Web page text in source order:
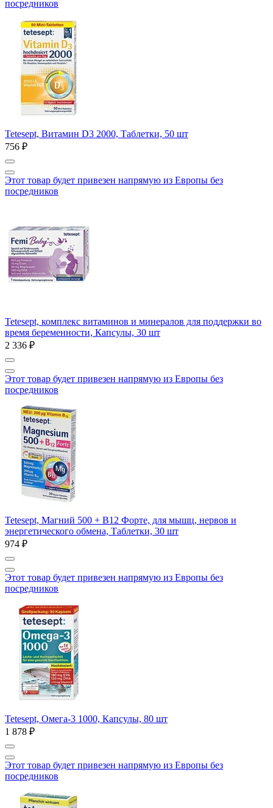
посредников
Tetesept, Витамин D3 2000, Таблетки, 50 шт
756 ₽
Этот товар будет привезен напрямую из Европы без
посредников
Tetesept, комплекс витаминов и минералов для поддержки во
время беременности, Капсулы, 30 шт
2 336 ₽
Этот товар будет привезен напрямую из Европы без
посредников
Tetesept, Магний 500 + B12 Форте, для мышц, нервов и
энергетического обмена, Таблетки, 30 шт
974 ₽
Этот товар будет привезен напрямую из Европы без
посредников
Tetesept, Омега-3 1000, Капсулы, 80 шт
1 878 ₽
Этот товар будет привезен напрямую из Европы без
посредников